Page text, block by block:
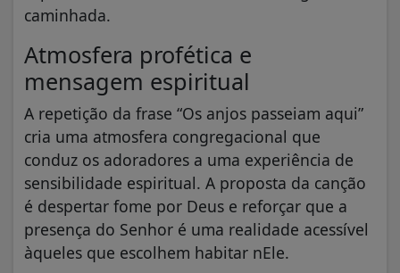
caminhada.
Atmosfera profética e
mensagem espiritual
A repetição da frase “Os anjos passeiam aqui”
cria uma atmosfera congregacional que
conduz os adoradores a uma experiência de
sensibilidade espiritual. A proposta da canção
é despertar fome por Deus e reforçar que a
presença do Senhor é uma realidade acessível
àqueles que escolhem habitar nEle.